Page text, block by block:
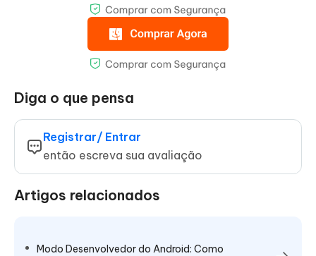
Diga o que pensa
Registrar/ Entrar
então escreva sua avaliação
Artigos relacionados
Modo Desenvolvedor do Android: Como